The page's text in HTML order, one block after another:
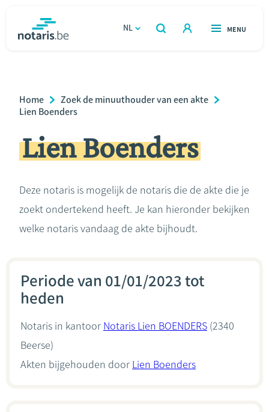
gaan
NL
OPEN
ZOEKEN
OPEN
MENU
Relatie & samenleven
Erven & schenken
Over de notaris
Breadcrumb
Home
Zoek de minuuthouder van een akte
Lien Boenders
Lien Boenders
Deze notaris is mogelijk de notaris die de akte die je
zoekt ondertekend heeft. Je kan hieronder bekijken
welke notaris vandaag de akte bijhoudt.
Periode van 01/01/2023 tot
heden
Notaris in kantoor Notaris Lien BOENDERS (2340
Beerse)
Akten bijgehouden door Lien Boenders